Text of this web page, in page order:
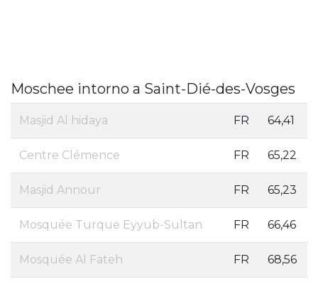
Moschee intorno a Saint-Dié-des-Vosges
Masjid Al hidaya FR 64,41
Centre Clémence FR 65,22
Masjid Annour FR 65,23
Mosquée Turque Eyyub-Sultan FR 66,46
Mosquée Al Fateh FR 68,56